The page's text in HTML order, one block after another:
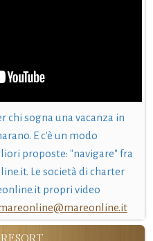
chi sogna una vacanza in
E c'è un modo
proposte: "navigare" fra
Le società di charter
propri video